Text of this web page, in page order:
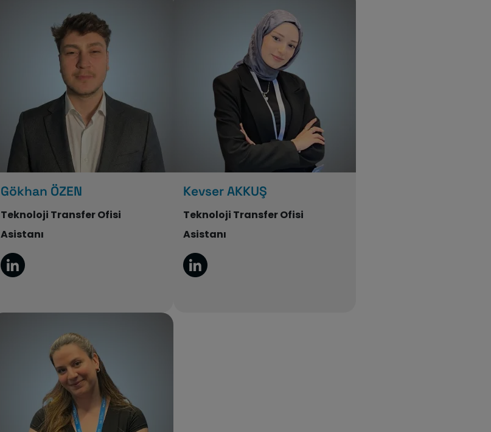
Gökhan ÖZEN
Teknoloji Transfer Ofisi
Asistanı
Kevser AKKUŞ
Teknoloji Transfer Ofisi
Asistanı